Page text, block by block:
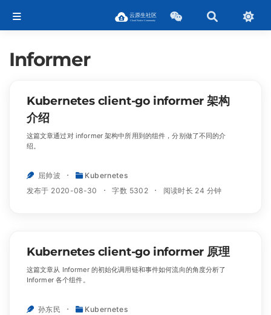
Informer
Kubernetes client-go informer 架构
介绍
这篇文章通过对 informer 架构中所用到的组件，分别做了不同的介
绍。
屈帅波
Kubernetes
发布于 2020-08-30
字数 5302 阅读时长 24 分钟
Kubernetes client-go informer 原理
这篇文章从 Informer 的初始化调用链和事件如何流向的角度分析了
Informer 各个组件。
孙东民
Kubernetes